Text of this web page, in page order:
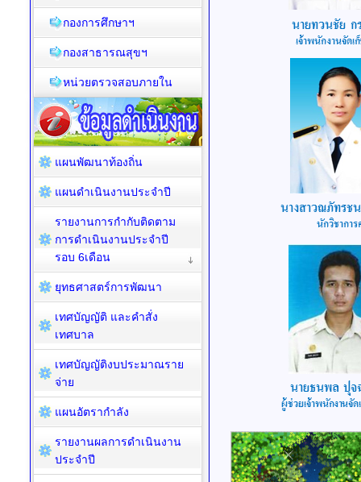
กองการศึกษาฯ
กองสาธารณสุขฯ
หน่วยตรวจสอบภายใน
แผนพัฒนาท้องถิ่น
แผนดำเนินงานประจำปี
รายงานการกำกับติดตาม
การดำเนินงานประจำปี
รอบ 6เดือน
ยุทธศาสตร์การพัฒนา
เทศบัญญัติ และคำสั่ง
เทศบาล
เทศบัญญัติงบประมาณราย
จ่าย
แผนอัตรากำลัง
รายงานผลการดำเนินงาน
ประจำปี